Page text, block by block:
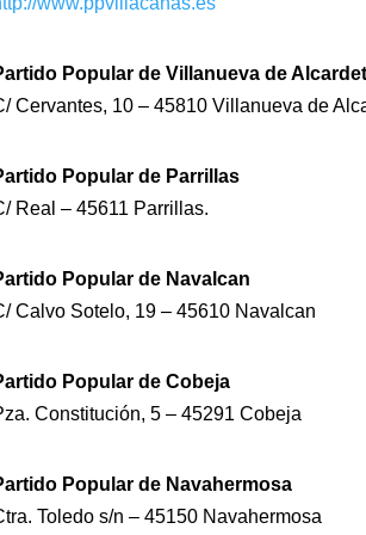
Popular de Villanueva de
Cervantes, 10 – 45810 Villanueva de
Popular de Parrillas
Real – 45611 Parrillas.
Popular de Navalcan
Calvo Sotelo, 19 – 45610 Navalcan
Popular de Cobeja
Constitución, 5 – 45291 Cobeja
Popular de Navahermosa
Toledo s/n – 45150 Navahermosa